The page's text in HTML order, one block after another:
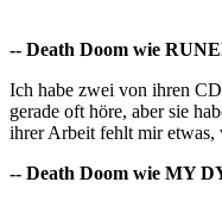
-- Death Doom wie
Ich habe zwei von ihren
gerade oft höre, aber sie
ihrer Arbeit fehlt mir etwas,
-- Death Doom wie MY